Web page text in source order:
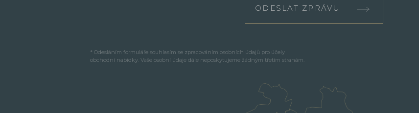
ODESLAT ZPRÁVU
* Odesláním formuláře souhlasím se zpracováním osobních údajů pro účely
obchodní nabídky. Vaše osobní údaje dále neposkytujeme žádným třetím stranám.